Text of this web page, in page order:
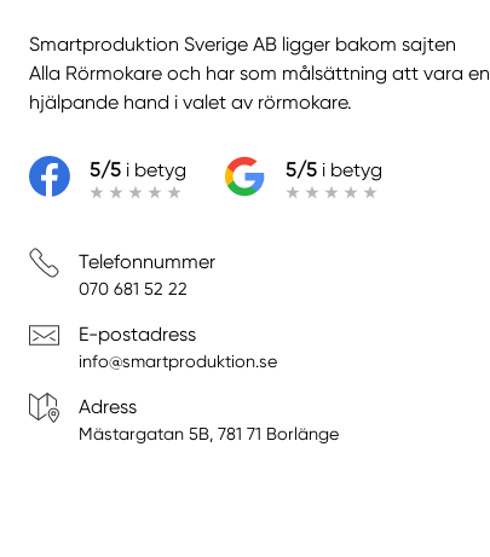
Smartproduktion Sverige AB ligger bakom sajten
Alla Rörmokare och har som målsättning att vara en
hjälpande hand i valet av rörmokare.
5/5 i betyg 5/5 i betyg
Telefonnummer
070 681 52 22
E-postadress
info@smartproduktion.se
Adress
Mästargatan 5B, 781 71 Borlänge